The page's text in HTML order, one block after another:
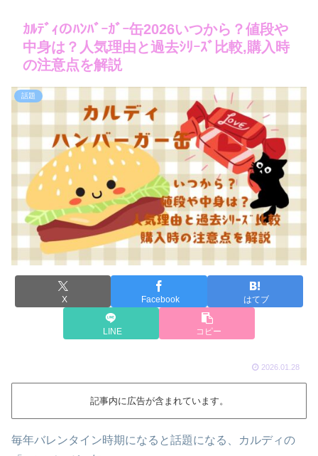
ｶﾙﾃﾞｨのﾊﾝﾊﾞｰｶﾞｰ缶2026いつから？値段や
中身は？人気理由と過去ｼﾘｰｽﾞ比較,購入時
の注意点を解説
話題
X Facebook はてブ
LINE コピー
2026.01.28
記事内に広告が含まれています。
毎年バレンタイン時期になると話題になる、カルディの